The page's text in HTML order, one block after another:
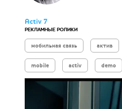
Activ 7
РЕКЛАМНЫЕ РОЛИКИ
мобильная связь актив
mobile activ demo